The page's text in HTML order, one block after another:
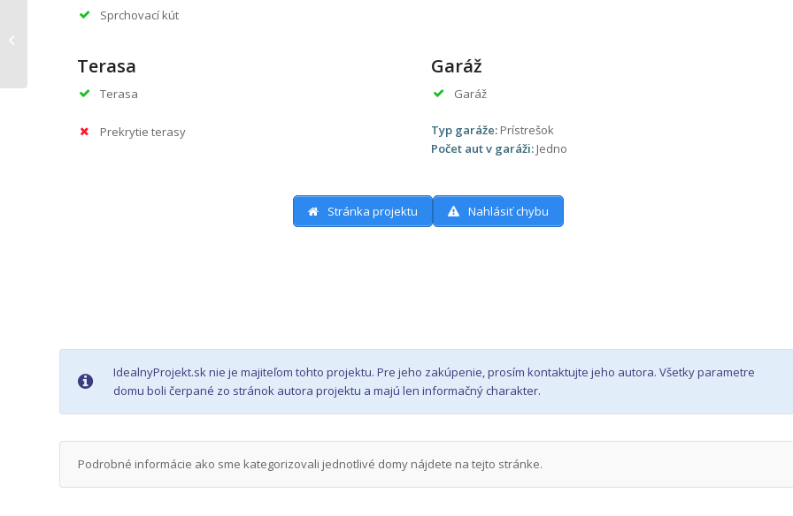
Sprchovací kút
Terasa
Terasa
Prekrytie terasy
Garáž
Garáž
Typ garáže: Prístrešok
Počet aut v garáži: Jedno
Stránka projektu Nahlásiť chybu
IdealnyProjekt.sk nie je majiteľom tohto projektu. Pre jeho zakúpenie, prosím kontaktujte jeho autora. Všetky parametre
domu boli čerpané zo stránok autora projektu a majú len informačný charakter.
Podrobné informácie ako sme kategorizovali jednotlivé domy nájdete na tejto stránke.